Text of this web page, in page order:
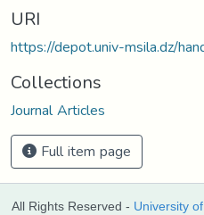
URI
https://depot.univ-msila.dz/
Collections
Journal Articles
Full item page
All Rights Reserved - University